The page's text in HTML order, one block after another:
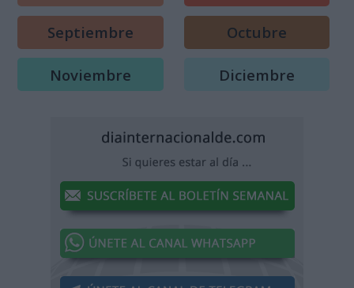
Septiembre Octubre
Noviembre Diciembre